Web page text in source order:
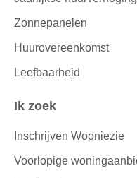
Zonnepanelen
Huurovereenkomst
Leefbaarheid
Ik zoek
Inschrijven Wooniezie
Voorlopige